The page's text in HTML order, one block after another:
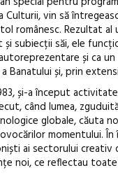
Culturii, vin să
românesc. Rezultat al
subiecții săi, ele
și ca
Banatului și, prin
și-a început
când lumea,
globale, căuta
momentului. În
ai sectorului creativ
noi, ce reflectau toate